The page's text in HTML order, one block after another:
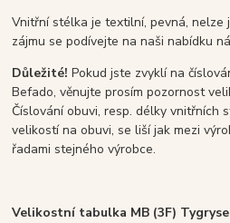
Vnitřní stélka je textilní, pevná, nelze
zájmu se podívejte na naši nabídku
Důležité! Pokud jste zvyklí na
Befado, věnujte prosím pozornost
Číslování obuvi, resp. délky vnitřních
velikostí na obuvi, se liší jak mezi
řadami stejného výrobce.
Velikostní tabulka MB (3F)